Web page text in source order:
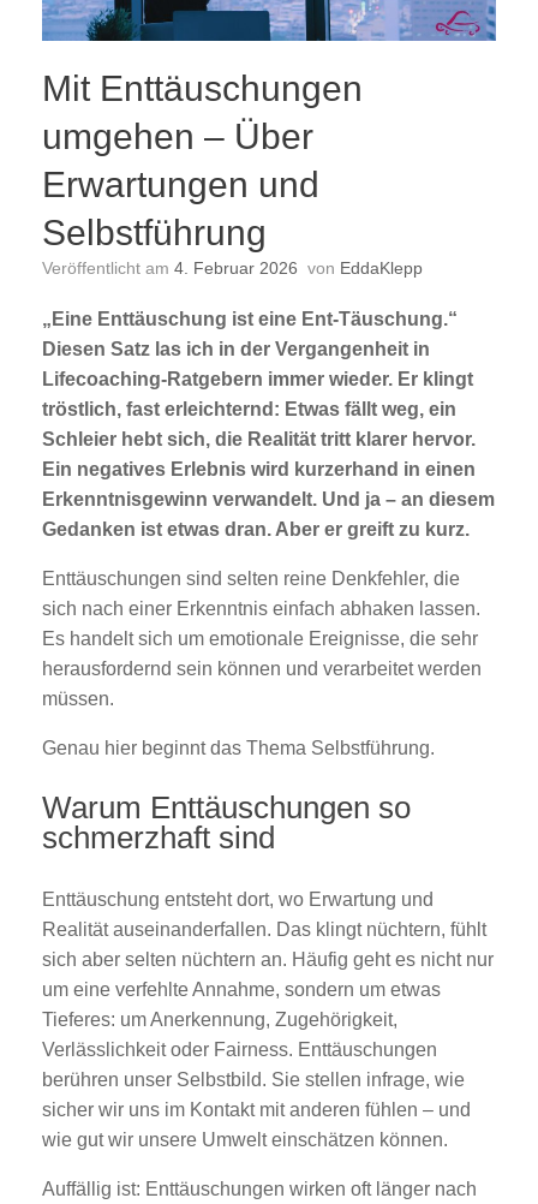
Mit Enttäuschungen
umgehen – Über
Erwartungen und
Selbstführung
Veröffentlicht am 4. Februar 2026 von EddaKlepp
„Eine Enttäuschung ist eine Ent-Täuschung.“
Diesen Satz las ich in der Vergangenheit in
Lifecoaching-Ratgebern immer wieder. Er klingt
tröstlich, fast erleichternd: Etwas fällt weg, ein
Schleier hebt sich, die Realität tritt klarer hervor.
Ein negatives Erlebnis wird kurzerhand in einen
Erkenntnisgewinn verwandelt. Und ja – an diesem
Gedanken ist etwas dran. Aber er greift zu kurz.
Enttäuschungen sind selten reine Denkfehler, die
sich nach einer Erkenntnis einfach abhaken lassen.
Es handelt sich um emotionale Ereignisse, die sehr
herausfordernd sein können und verarbeitet werden
müssen.
Genau hier beginnt das Thema Selbstführung.
Warum Enttäuschungen so
schmerzhaft sind
Enttäuschung entsteht dort, wo Erwartung und
Realität auseinanderfallen. Das klingt nüchtern, fühlt
sich aber selten nüchtern an. Häufig geht es nicht nur
um eine verfehlte Annahme, sondern um etwas
Tieferes: um Anerkennung, Zugehörigkeit,
Verlässlichkeit oder Fairness. Enttäuschungen
berühren unser Selbstbild. Sie stellen infrage, wie
sicher wir uns im Kontakt mit anderen fühlen – und
wie gut wir unsere Umwelt einschätzen können.
Auffällig ist: Enttäuschungen wirken oft länger nach